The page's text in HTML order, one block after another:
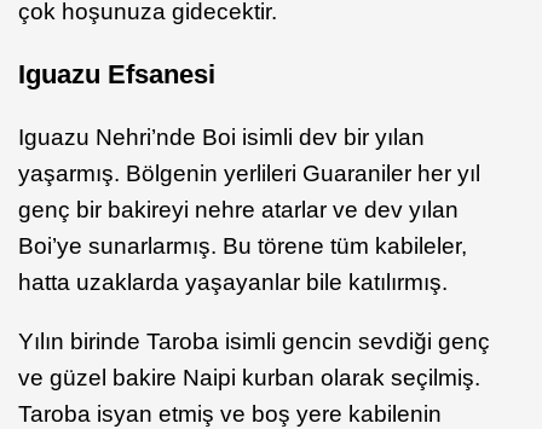
çok hoşunuza gidecektir.
Iguazu Efsanesi
Iguazu Nehri’nde Boi isimli dev bir yılan
yaşarmış. Bölgenin yerlileri Guaraniler her yıl
genç bir bakireyi nehre atarlar ve dev yılan
Boi’ye sunarlarmış. Bu törene tüm kabileler,
hatta uzaklarda yaşayanlar bile katılırmış.
Yılın birinde Taroba isimli gencin sevdiği genç
ve güzel bakire Naipi kurban olarak seçilmiş.
Taroba isyan etmiş ve boş yere kabilenin